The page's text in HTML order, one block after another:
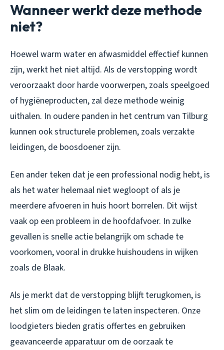
Wanneer werkt deze methode
niet?
Hoewel warm water en afwasmiddel effectief kunnen
zijn, werkt het niet altijd. Als de verstopping wordt
veroorzaakt door harde voorwerpen, zoals speelgoed
of hygiëneproducten, zal deze methode weinig
uithalen. In oudere panden in het centrum van Tilburg
kunnen ook structurele problemen, zoals verzakte
leidingen, de boosdoener zijn.
Een ander teken dat je een professional nodig hebt, is
als het water helemaal niet wegloopt of als je
meerdere afvoeren in huis hoort borrelen. Dit wijst
vaak op een probleem in de hoofdafvoer. In zulke
gevallen is snelle actie belangrijk om schade te
voorkomen, vooral in drukke huishoudens in wijken
zoals de Blaak.
Als je merkt dat de verstopping blijft terugkomen, is
het slim om de leidingen te laten inspecteren. Onze
loodgieters bieden gratis offertes en gebruiken
geavanceerde apparatuur om de oorzaak te